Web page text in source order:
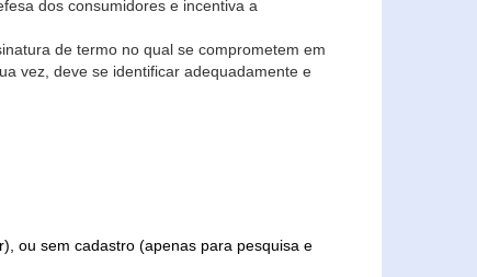
dos consumidores e incentiva a
de termo no qual se comprometem em
vez, deve se identificar adequadamente e
ou sem cadastro (apenas para pesquisa e